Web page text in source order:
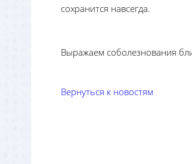
сохранится навсегда.
Выражаем соболезнования
Вернуться к новостям